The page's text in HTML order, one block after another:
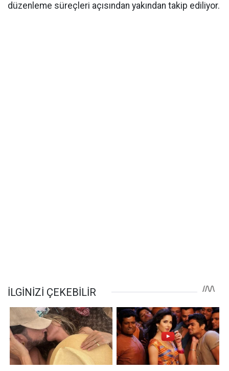
düzenleme süreçleri açısından yakından takip ediliyor.